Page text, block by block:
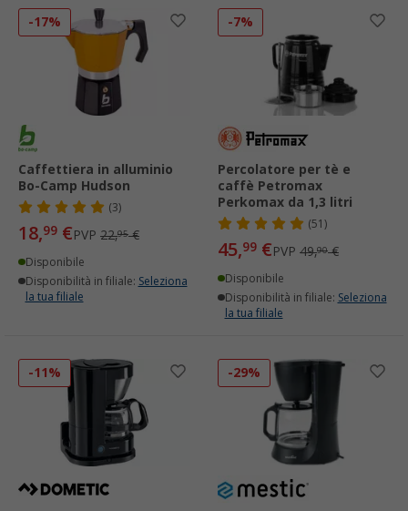
-17%
Caffettiera in alluminio
Bo-Camp Hudson
(3)
18,99 €PVP 22,95€
Disponibile
Disponibilità in filiale: Seleziona
la tua filiale
-7%
Percolatore per tè e
caffè Petromax
Perkomax da 1,3 litri
(51)
45,99 €PVP 49,90€
Disponibile
Disponibilità in filiale: Seleziona
la tua filiale
-11% -29%